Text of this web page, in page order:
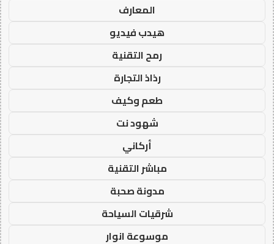
المعارف
هيدب فيديو
رمح التقنية
رذاذ التجارة
طعم وكيف
شهود نت
أركاني
مباشر التقنية
مدونة صحبة
شرقيات السياحة
موسوعة انوار